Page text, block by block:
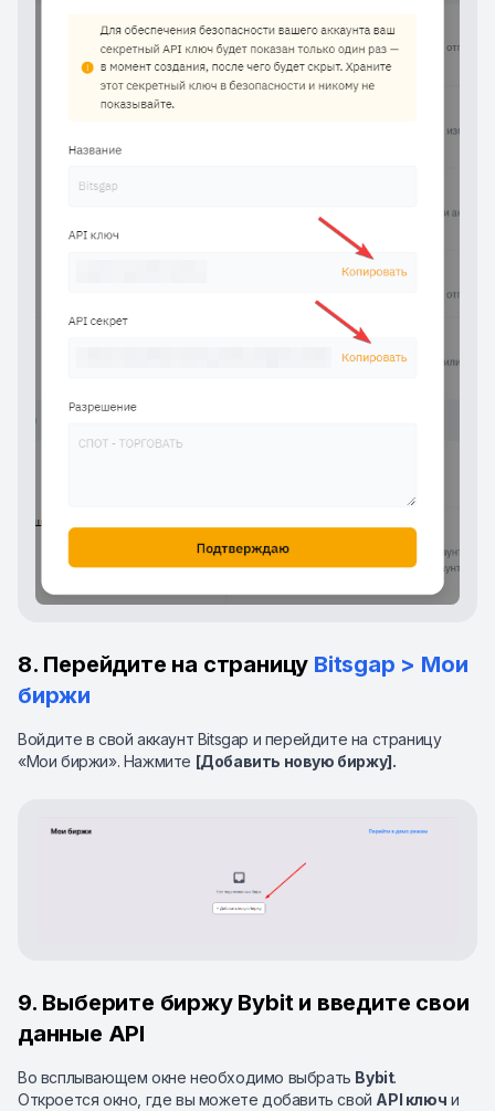
8. Перейдите на страницу Bitsgap > Мои
биржи
Войдите в свой аккаунт Bitsgap и перейдите на страницу
«Мои биржи». Нажмите [Добавить новую биржу].
9. Выберите биржу Bybit и введите свои
данные API
Во всплывающем окне необходимо выбрать Bybit.
Откроется окно, где вы можете добавить свой API ключ и